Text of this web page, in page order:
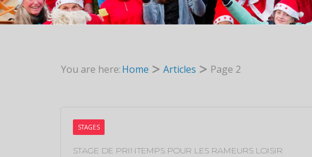
You are here:Home Articles Page 2
STAGES
STAGE DE PRINTEMPS POUR LES RAMEURS LOISIR